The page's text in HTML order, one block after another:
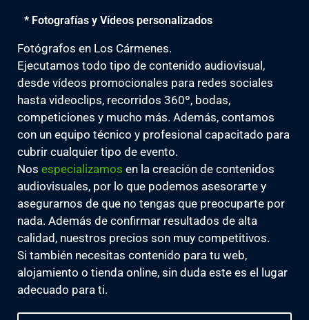
* Fotografías y Vídeos personalizados
Fotógrafos en Los Cármenes.
Ejecutamos todo tipo de contenido audiovisual,
desde vídeos promocionales para redes sociales
hasta videoclips, recorridos 360º, bodas,
competiciones y mucho más. Además, contamos
con un equipo técnico y profesional capacitado para
cubrir cualquier tipo de evento.
Nos especializamos en la creación de contenidos
audiovisuales, por lo que podemos asesorarte y
asegurarnos de que no tengas que preocuparte por
nada. Además de confirmar resultados de alta
calidad, nuestros precios son muy competitivos.
Si también necesitas contenido para tu web,
alojamiento o tienda online, sin duda este es el lugar
adecuado para ti.